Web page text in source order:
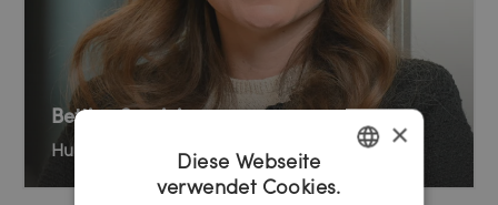
Bettina Sereinig
Human Relations Director
GERMAN
×
Diese Webseite
verwendet Cookies.